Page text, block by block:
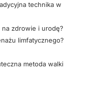
technika w
na zdrowie i urodę?
limfatycznego?
metoda walki